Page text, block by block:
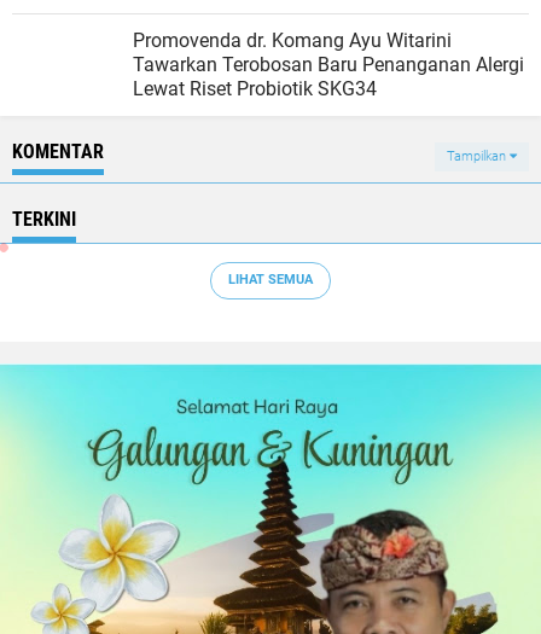
Promovenda dr. Komang Ayu Witarini
Tawarkan Terobosan Baru Penanganan Alergi
Lewat Riset Probiotik SKG34
KOMENTAR Tampilkan
TERKINI
LIHAT SEMUA